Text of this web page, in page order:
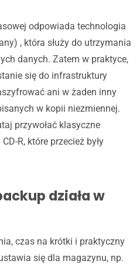
odpowiada technologia
, która służy do utrzymania
danych. Zatem w praktyce,
się do infrastruktury
ani w żaden inny
w kopii niezmiennej.
przywołać klasyczne
R, które przecież były
działa w
czas na krótki i praktyczny
się dla magazynu, np.